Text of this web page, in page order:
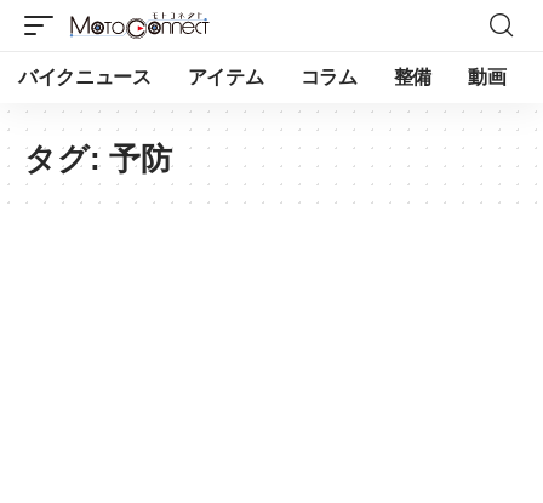
バイクニュース アイテム コラム 整備 動画
タグ: 予防